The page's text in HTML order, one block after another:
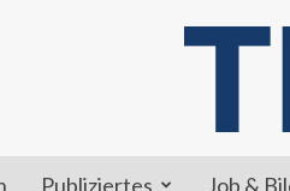
Publiziertes Job &